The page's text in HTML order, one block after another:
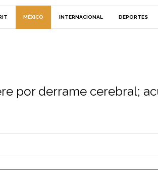
MÉXICO INTERNACIONAL DEPORTES
por derrame cerebral;